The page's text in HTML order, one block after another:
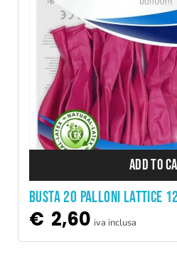
ADD TO
BUSTA 20 PALLONI LATTICE
€ 2,60 iva inclusa